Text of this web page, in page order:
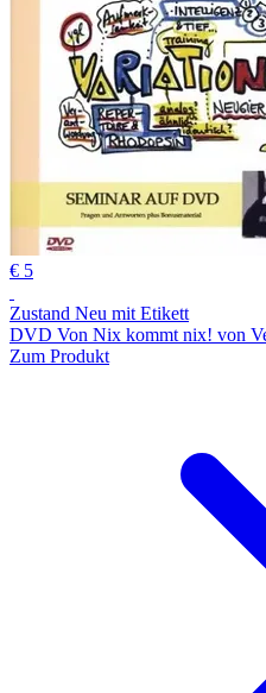
€ 5
Zustand Neu mit Etikett
DVD Von Nix kommt nix! von
Zum Produkt